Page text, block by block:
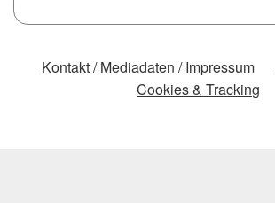
Kontakt / Mediadaten / Impressum
Cookies & Tracking